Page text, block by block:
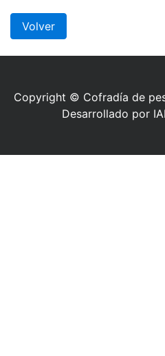
Volver
Copyright © Cofradía de
Desarrollado por